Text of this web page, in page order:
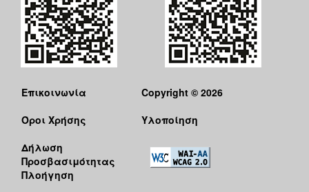
Επικοινωνία
Όροι Χρήσης
Δήλωση
Προσβασιμότητας
Πλοήγηση
Copyright © 2026
Υλοποίηση